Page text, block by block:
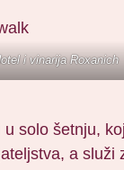
i vinarija Roxanich
solo šetnju,
a